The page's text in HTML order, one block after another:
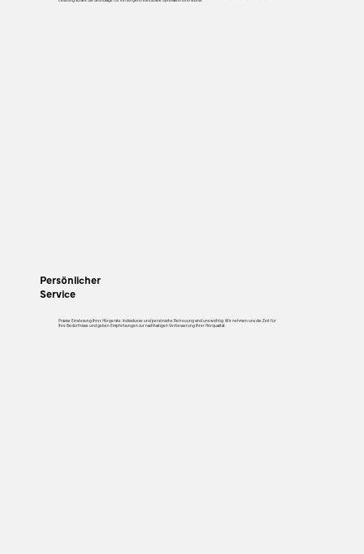
Präzise Einstellung Ihrer Hörgeräte. Individuelle und persönliche Betreuung sind uns wichtig. Wir nehmen uns die Zeit für
Ihre Bedürfnisse und geben Empfehlungen zur nachhaltigen Verbesserung Ihrer Hörqualität.
Persönlicher
Service